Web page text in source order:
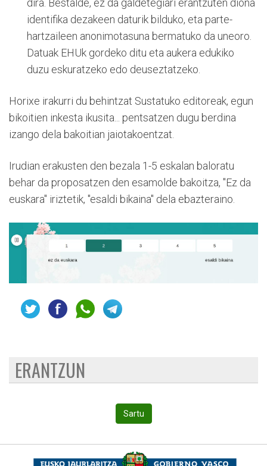
dira. Bestalde, ez da galdetegiari erantzuten diona
identifika dezakeen daturik bilduko, eta parte-
hartzaileen anonimotasuna bermatuko da uneoro.
Datuak EHUk gordeko ditu eta aukera edukiko
duzu eskuratzeko edo deuseztatzeko.
Horixe irakurri du behintzat Sustatuko editoreak, egun
bikoitien inkesta ikusita... pentsatzen dugu berdina
izango dela bakoitian jaiotakoentzat.
Irudian erakusten den bezala 1-5 eskalan baloratu
behar da proposatzen den esamolde bakoitza, "Ez da
euskara" iriztetik, "esaldi bikaina" dela ebazteraino.
ERANTZUN
Sartu